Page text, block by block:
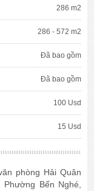
286 m2
286 - 572 m2
Đã bao gồm
Đã bao gồm
100 Usd
15 Usd
phòng Hải Quân
Bến Nghé,